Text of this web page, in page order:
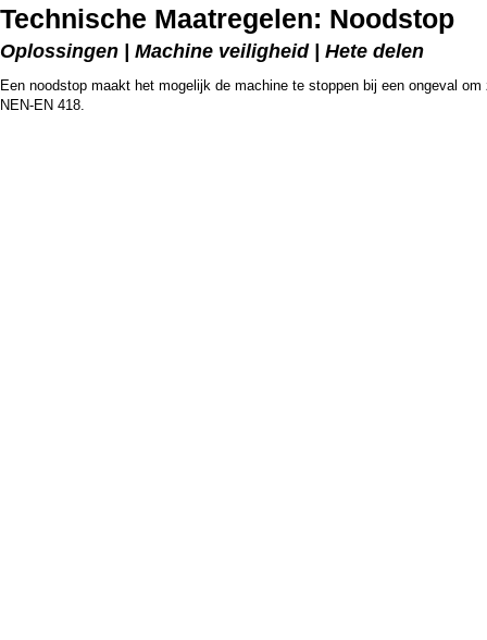
Technische Maatregelen: Noodstop
Oplossingen | Machine veiligheid | Hete delen
Een noodstop maakt het mogelijk de machine te stoppen bij een ongeval
NEN-EN 418.